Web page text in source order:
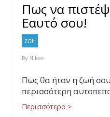
Πως να
Εαυτό σου!
ΖΩΗ
By Nikos
Πως θα ήταν η ζωή σου
περισσότερη
Περισσότερα >